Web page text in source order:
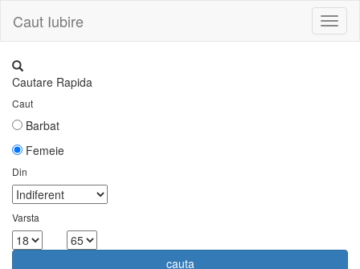
Caut Iubire
Cautare Rapida
Caut
Barbat
Femeie
Din
Varsta
cauta